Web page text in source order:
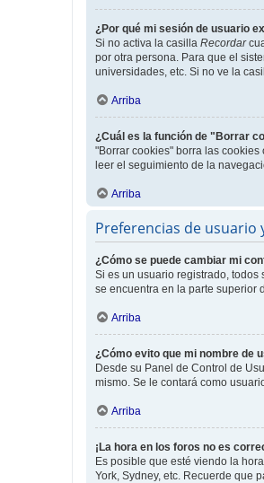
¿Por qué mi sesión de usuario
Si no activa la casilla Recordar
por otra persona. Para que el
universidades, etc. Si no ve la
Arriba
¿Cuál es la función de "Borrar
"Borrar cookies" borra las
leer el seguimiento de la
Arriba
Preferencias de usuario
¿Cómo se puede cambiar mi
Si es un usuario registrado,
se encuentra en la parte superior
Arriba
¿Cómo evito que mi nombre de
Desde su Panel de Control de
mismo. Se le contará como
Arriba
¡La hora en los foros no es
Es posible que esté viendo la
York, Sydney, etc. Recuerde que